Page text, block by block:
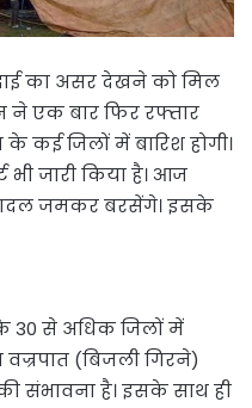
का असर देखने को मिल
ने एक बार फिर रफ्तार
कई जिलों में बारिश होगी।
जारी किया है। आज
जमकर बरसेंगे। इसके
30 से अधिक जिलों में
(बिजली गिरने)
संभावना है। इसके साथ ही